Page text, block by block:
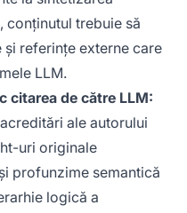
conținutul trebuie să
referințe externe care
LLM.
citarea de către LLM:
ale autorului
uri originale
profunzime semantică
logică a